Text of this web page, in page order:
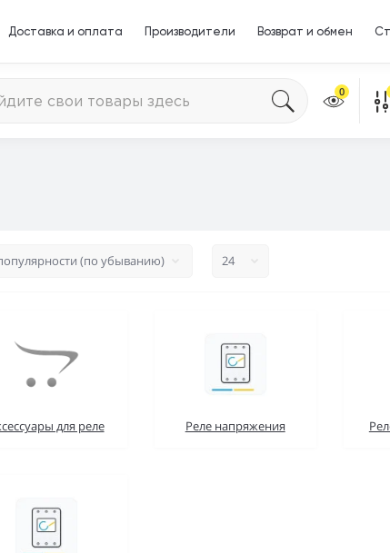
Доставка и оплата Производители Возврат и обмен
0
для реле Реле напряжения